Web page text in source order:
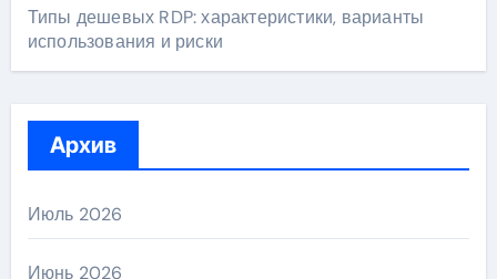
Типы дешевых RDP: характеристики, варианты
использования и риски
Архив
Июль 2026
Июнь 2026